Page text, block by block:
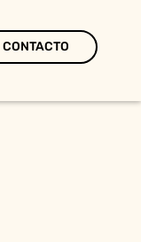
CONTACTO